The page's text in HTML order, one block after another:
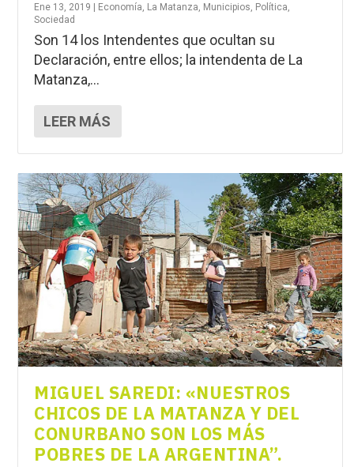
Ene 13, 2019 | Economía, La Matanza, Municipios, Política,
Sociedad
Son 14 los Intendentes que ocultan su
Declaración, entre ellos; la intendenta de La
Matanza,...
LEER MÁS
MIGUEL SAREDI: «NUESTROS
CHICOS DE LA MATANZA Y DEL
CONURBANO SON LOS MÁS
POBRES DE LA ARGENTINA”.